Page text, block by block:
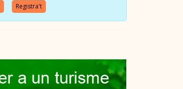
Registra't